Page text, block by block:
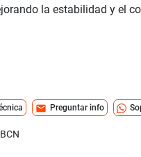
la estabilidad y el
mail Preguntar info